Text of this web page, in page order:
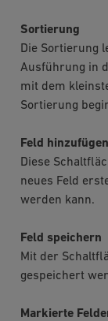
Sortierung
Die Sortierung
Ausführung in
mit dem
Sortierung
Feld hinzufügen
Diese
neues Feld
werden kann.
Feld speichern
Mit der
gespeichert
Markierte